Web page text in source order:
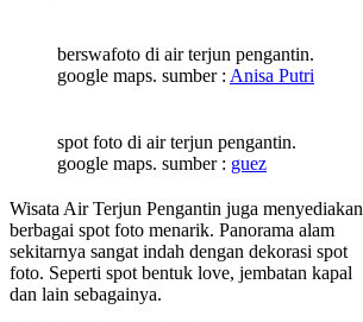
berswafoto di air terjun pengantin.
google maps. sumber : Anisa Putri
spot foto di air terjun pengantin.
google maps. sumber : guez
Wisata Air Terjun Pengantin juga menyediakan
berbagai spot foto menarik. Panorama alam
sekitarnya sangat indah dengan dekorasi spot
foto. Seperti spot bentuk love, jembatan kapal
dan lain sebagainya.